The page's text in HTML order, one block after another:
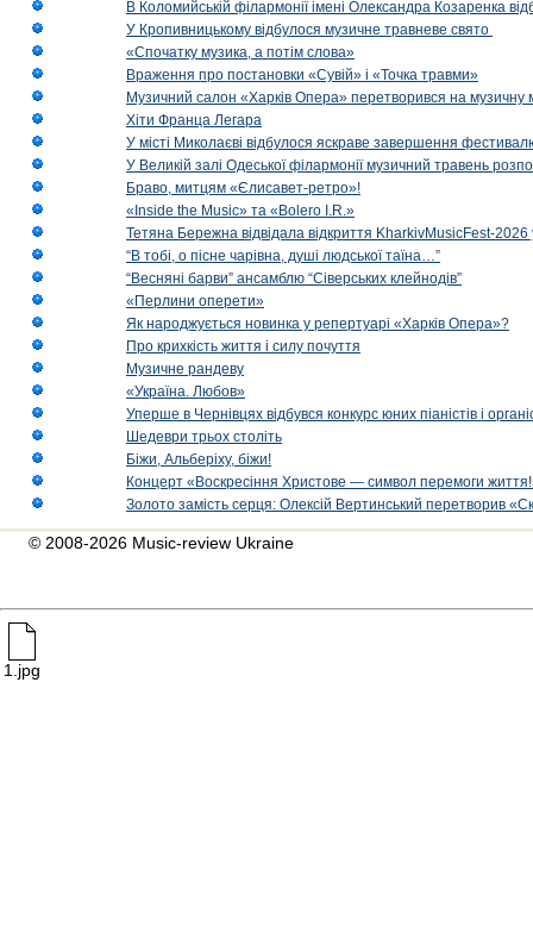
В Коломийській філармонії імені Олександра Козаренка
У Кропивницькому відбулося музичне травневе свято
«Спочатку музика, а потім слова»
Враження про постановки «Сувій» і «Точка травми»
Музичний салон «Харків Опера» перетворився на музичну
Хіти Франца Легара
У місті Миколаєві відбулося яскраве завершення
У Великій залі Одеської філармонії музичний травень
Браво, митцям «Єлисавет-ретро»!
«Inside the Music» та «Bolero I.R.»
Тетяна Бережна відвідала відкриття KharkivMusicFest-2026
“В тобі, о пісне чарівна, душі людської таїна…”
“Весняні барви” ансамблю “Сіверських клейнодів”
«Перлини оперети»
Як народжується новинка у репертуарі «Харків Опера»?
Про крихкість життя і силу почуття
Музичне рандеву
«Україна. Любов»
Уперше в Чернівцях відбувся конкурс юних піаністів і
Шедеври трьох століть
Біжи, Альберіху, біжи!
Концерт «Воскресіння Христове — символ перемоги
Золото замість серця: Олексій Вертинський перетворив
© 2008-2026 Music-review Ukraine
1.jpg